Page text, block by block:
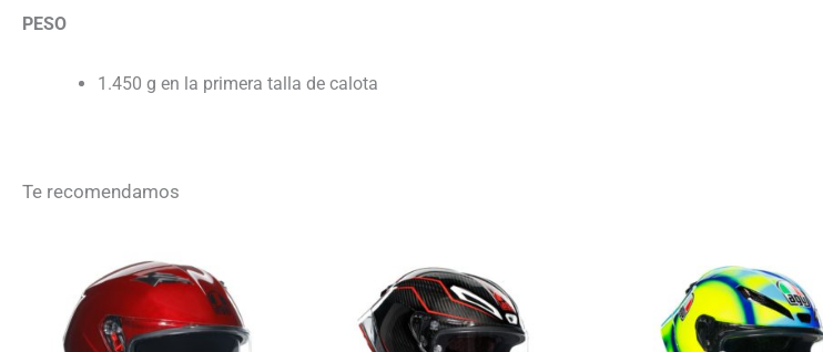
PESO
1.450 g en la primera talla de calota
Te recomendamos